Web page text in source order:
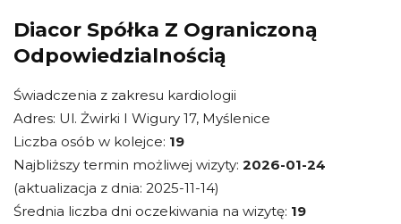
Diacor Spółka Z Ograniczoną
Odpowiedzialnością
Świadczenia z zakresu kardiologii
Adres: Ul. Żwirki I Wigury 17, Myślenice
Liczba osób w kolejce: 19
Najbliższy termin możliwej wizyty: 2026-01-24
(aktualizacja z dnia: 2025-11-14)
Średnia liczba dni oczekiwania na wizytę: 19